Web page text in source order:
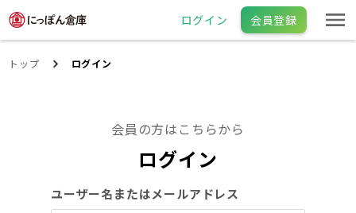
ログイン 会員登録
トップ ログイン
会員の方はこちらから
ログイン
ユーザー名またはメールアドレス